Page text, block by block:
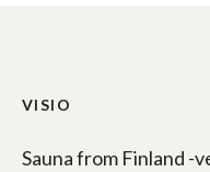
VISIO
Sauna from Finland -